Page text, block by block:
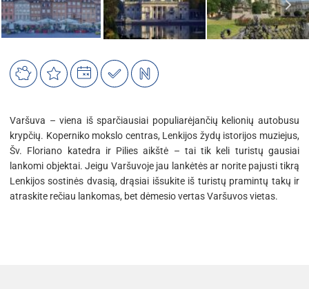
Varšuva – viena iš sparčiausiai populiarėjančių kelionių autobusu
krypčių. Koperniko mokslo centras, Lenkijos žydų istorijos muziejus,
Šv. Floriano katedra ir Pilies aikštė – tai tik keli turistų gausiai
lankomi objektai. Jeigu Varšuvoje jau lankėtės ar norite pajusti tikrą
Lenkijos sostinės dvasią, drąsiai išsukite iš turistų pramintų takų ir
atraskite rečiau lankomas, bet dėmesio vertas Varšuvos vietas.